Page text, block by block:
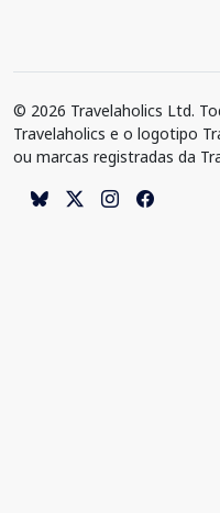
© 2026 Travelaholics Ltd.
Travelaholics e o logotipo
ou marcas registradas da